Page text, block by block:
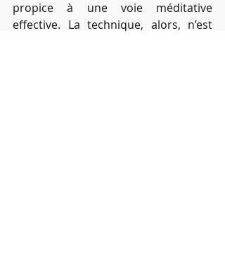
propice à une voie méditative
effective. La technique, alors, n’est